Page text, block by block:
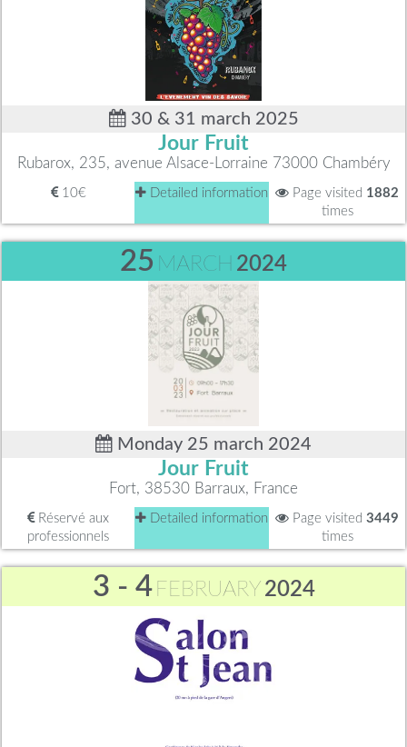
30 & 31 march 2025
Jour Fruit
Rubarox, 235, avenue Alsace-Lorraine 73000 Chambéry
10€ Detailed information Page visited 1882
times
25 MARCH 2024
Monday 25 march 2024
Jour Fruit
Fort, 38530 Barraux, France
Réservé aux
professionnels
Detailed information Page visited 3449
times
3 - 4 FEBRUARY 2024